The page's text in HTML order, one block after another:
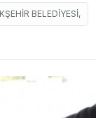
BELEDIYESI,